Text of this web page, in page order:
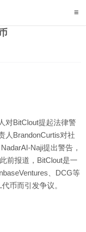
对BitClout提起法律警
人BrandonCurtis对社
Naji提出警告，
前报道，BitClout是一
、DCG等
币而引发争议。